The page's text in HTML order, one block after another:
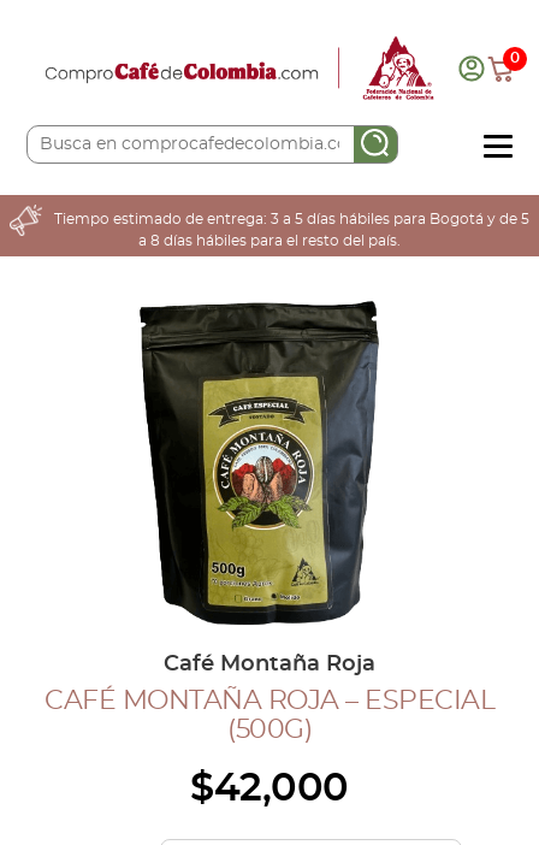
0
COMPRA AQUÍ
COLOMBIA CAFETERA
COLECCIÓN CAFETERA
INGRESAR
Tiempo estimado de entrega: 3 a 5 días hábiles para Bogotá y de 5
a 8 días hábiles para el resto del país.
Café Montaña Roja
CAFÉ MONTAÑA ROJA – ESPECIAL
(500G)
$42,000